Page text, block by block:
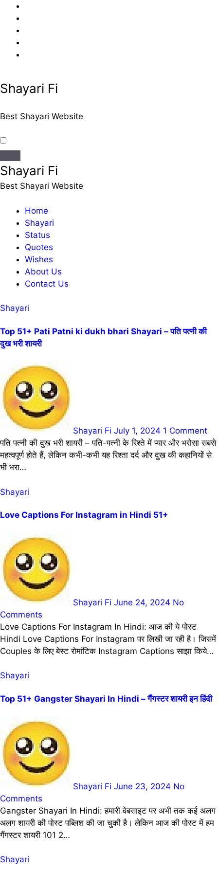
content
Shayari Fi
Best Shayari Website
Shayari Fi
Best Shayari Website
Home
Shayari
Status
Quotes
Wishes
About Us
Contact Us
Shayari
Top 51+ Pati Patni ki dukh bhari Shayari – पति पत्नी की
दुख भरी शायरी
Shayari Fi July 1, 2024 1 Comment
पति पत्नी की दुख भरी शायरी – पति-पत्नी के रिश्ते में प्यार और भरोसा सबसे
महत्वपूर्ण होते हैं, लेकिन कभी-कभी यह रिश्ता दर्द और दुख की कहानियों से
भी भरा…
Shayari
Love Captions For Instagram in Hindi 51+
Shayari Fi June 24, 2024 No
Comments
Love Captions For Instagram In Hindi: आज की ये पोस्ट
Hindi Love Captions For Instagram पर लिखी जा रही है। जिसमें
Couples के लिए बेस्ट रोमांटिक Instagram Captions साझा किये…
Shayari
Top 51+ Gangster Shayari In Hindi – गैंगस्टर शायरी इन हिंदी
Shayari Fi June 23, 2024 No
Comments
Gangster Shayari In Hindi: हमारी वेबसाइट पर अभी तक कई अलग
अलग शायरी की पोस्ट पब्लिश की जा चुकी है। लेकिन आज की पोस्ट में हम
गैंगस्टर शायरी 101 2…
Shayari